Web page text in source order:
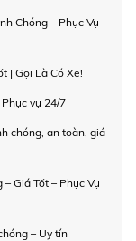
Chóng – Phục Vụ
| Gọi Là Có Xe!
vụ 24/7
chóng, an toàn, giá
Giá Tốt – Phục Vụ
– Uy tín